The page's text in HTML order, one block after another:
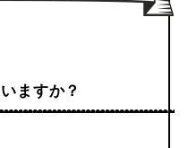
ますか？